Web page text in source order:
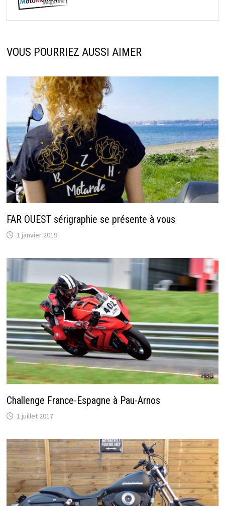
VOUS POURRIEZ AUSSI AIMER
FAR OUEST sérigraphie se présente à vous
1 janvier 2019
Challenge France-Espagne à Pau-Arnos
1 juillet 2017